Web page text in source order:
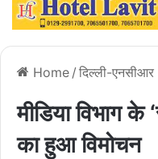
Home / दिल्ली-एनसीआर
मीडिया विभाग
का हुआ विमोचन